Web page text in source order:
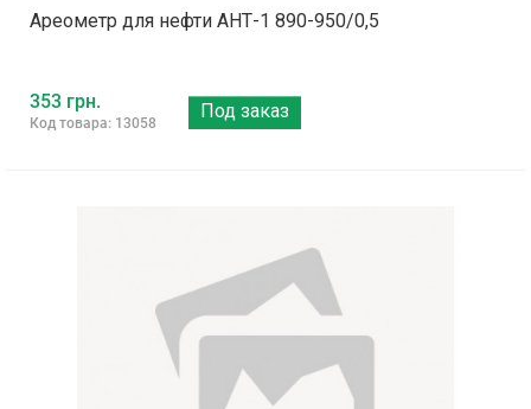
Ареометр для нефти АНТ-1 890-950/0,5
353 грн.
Код товара: 13058
Под заказ